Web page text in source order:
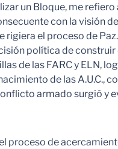
un Bloque, me
con la visión
rigiera el proceso de
política de
de las FARC y ELN,
de las A.U.C.,
armado surgió y
de